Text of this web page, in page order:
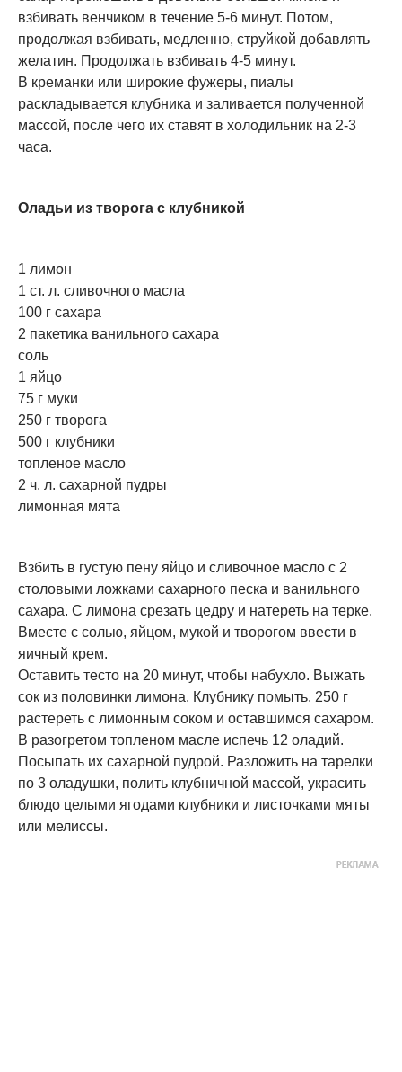
взбивать венчиком в течение 5-6 минут. Потом,
продолжая взбивать, медленно, струйкой добавлять
желатин. Продолжать взбивать 4-5 минут.
В креманки или широкие фужеры, пиалы
раскладывается клубника и заливается полученной
массой, после чего их ставят в холодильник на 2-3
часа.
Оладьи из творога с клубникой
1 лимон
1 ст. л. сливочного масла
100 г сахара
2 пакетика ванильного сахара
соль
1 яйцо
75 г муки
250 г творога
500 г клубники
топленое масло
2 ч. л. сахарной пудры
лимонная мята
Взбить в густую пену яйцо и сливочное масло с 2
столовыми ложками сахарного песка и ванильного
сахара. С лимона срезать цедру и натереть на терке.
Вместе с солью, яйцом, мукой и творогом ввести в
яичный крем.
Оставить тесто на 20 минут, чтобы набухло. Выжать
сок из половинки лимона. Клубнику помыть. 250 г
растереть с лимонным соком и оставшимся сахаром.
В разогретом топленом масле испечь 12 оладий.
Посыпать их сахарной пудрой. Разложить на тарелки
по 3 оладушки, полить клубничной массой, украсить
блюдо целыми ягодами клубники и листочками мяты
или мелиссы.